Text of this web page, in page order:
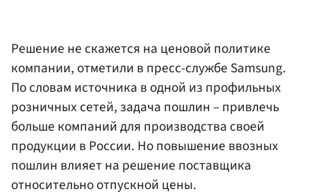
Решение не скажется на ценовой политике
компании, отметили в пресс-службе Samsung.
По словам источника в одной из профильных
розничных сетей, задача пошлин – привлечь
больше компаний для производства своей
продукции в России. Но повышение ввозных
пошлин влияет на решение поставщика
относительно отпускной цены.